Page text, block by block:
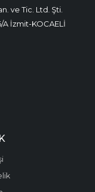
ve Tic. Ltd. Şti.
İzmit-KOCAELİ